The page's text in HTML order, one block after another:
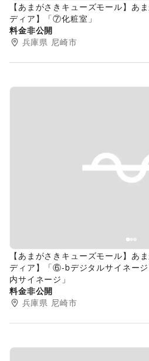
【あまがさきキューズモール】あ
ディア】「⑦化粧室」
料金非公開
兵庫県 尼崎市
Previous slide
【あまがさきキューズモール】あ
ディア】「⑥‐bデジタルサイネー
内サイネージ」
料金非公開
兵庫県 尼崎市